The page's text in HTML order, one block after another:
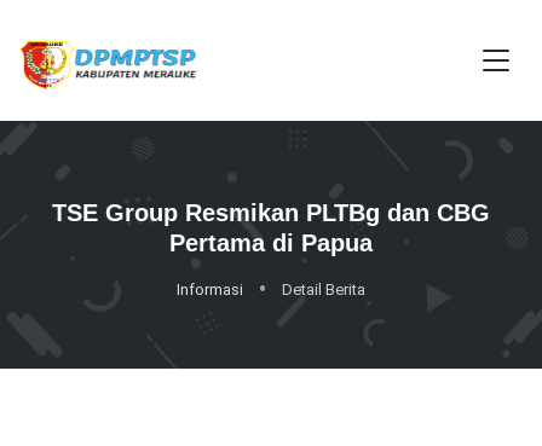
TSE Group Resmikan PLTBg dan CBG
Pertama di Papua
Informasi Detail Berita